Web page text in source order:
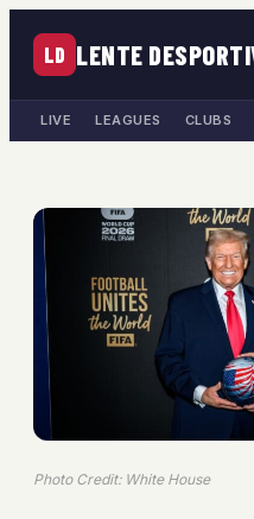
LD LENTE
LIVE LEAGUES CLUBS
Photo Credit: White House